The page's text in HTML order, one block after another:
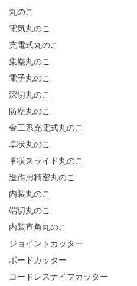
丸のこ
電気丸のこ
充電式丸のこ
集塵丸のこ
電子丸のこ
深切丸のこ
防塵丸のこ
金工系充電式丸のこ
卓状丸のこ
卓状スライド丸のこ
造作用精密丸のこ
内装丸のこ
端切丸のこ
内装直角丸のこ
ジョイントカッター
ボードカッター
コードレスナイフカッター